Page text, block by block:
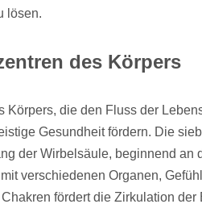
lösen.
des Körpers
Körpers, die den Fluss der
Gesundheit fördern. Die
der Wirbelsäule, beginnend an
verschiedenen Organen,
fördert die Zirkulation der